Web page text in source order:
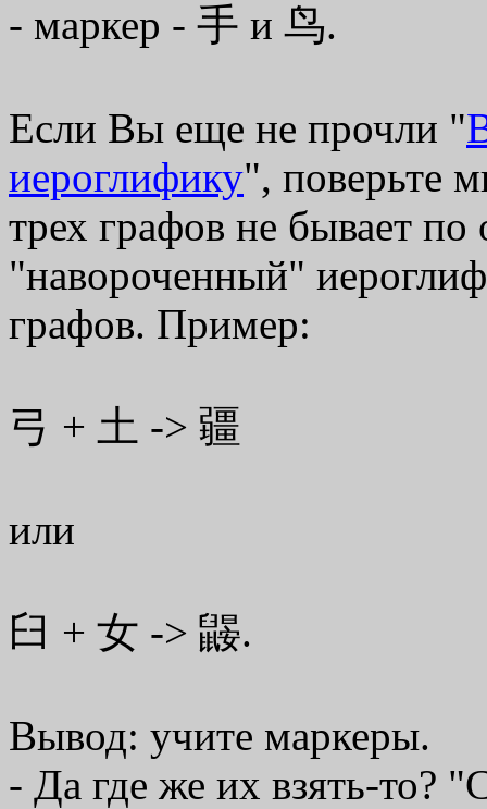
- маркер - 手 и 鸟.
Если Вы еще не прочли "
иероглифику", поверьте
трех графов не бывает
"навороченный"
графов. Пример:
弓 + 土 -> 疆
или
臼 + 女 -> 鼹.
Вывод: учите маркеры.
- Да где же их взять-то?